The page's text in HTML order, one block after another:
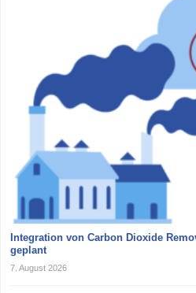
Integration von Carbon Dioxide
geplant
7. August 2026